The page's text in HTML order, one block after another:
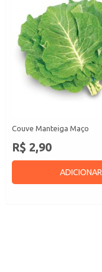
Couve Manteiga Maço
R$ 2,90
ADICIONAR